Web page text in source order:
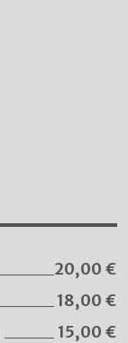
20,00 €
18,00 €
15,00 €